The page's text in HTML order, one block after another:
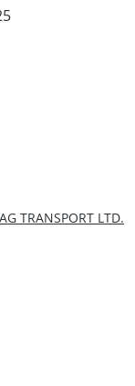
TRANSPORT LTD.